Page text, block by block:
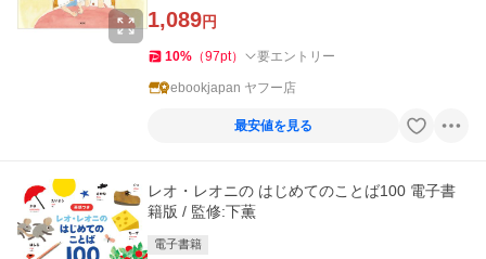
1,089円
10% （97pt） 要エントリー
ebookjapan ヤフー店
最安値を見る
レオ・レオニの はじめてのことば100 電子書
籍版 / 監修:下薫
電子書籍